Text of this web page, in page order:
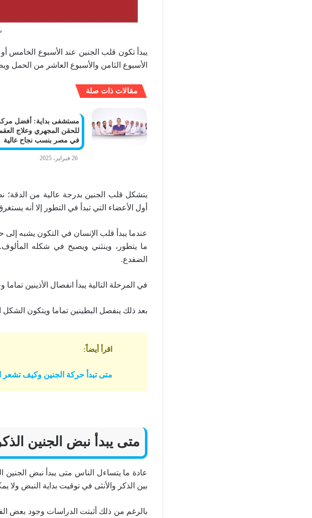
يبدأ تكون قلب الجنين عند الأسبوع
الأسبوع الثامن والأسبوع العاشر من الحمل
مقالات ذات صلة
مستشفى بداية: أفضل
للحقن المجهري وعلاج
في مصر بنسب نجاح عالية
26 فبراير، 2025
يتشكل قلب الجنين بدرجة عالية من الدقة؛
أول الأعضاء التي تبدأ في التطور إلا أنه
عندما يبدأ قلب الإنسان في التكون يشبه
ما يتطور، وينثني ويصبح في شكله
الضفدع.
في المرحلة التالية يبدأ انفصال الأذينين
بعد ذلك ينفصل البطينين تماما ويتكون
اقرأ أيضاً:
متى تبدأ حركة الجنين وكيف تشعر
متى يبدأ نبض الجنين
عادة ما يتساءل الناس متى يبدأ نبض الجنين
بين الذكر والأنثى في توقيت بداية النبض
بالرغم من ذلك أثبتت الدراسات وجود بعض